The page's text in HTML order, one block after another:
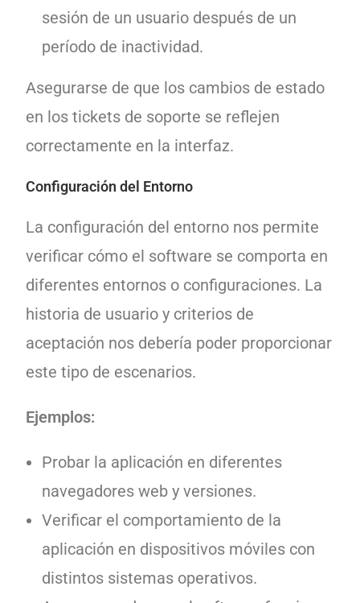
sesión de un usuario después de un
período de inactividad.
Asegurarse de que los cambios de estado
en los tickets de soporte se reflejen
correctamente en la interfaz.
Configuración del Entorno
La configuración del entorno nos permite
verificar cómo el software se comporta en
diferentes entornos o configuraciones. La
historia de usuario y criterios de
aceptación nos debería poder proporcionar
este tipo de escenarios.
Ejemplos:
Probar la aplicación en diferentes
navegadores web y versiones.
Verificar el comportamiento de la
aplicación en dispositivos móviles con
distintos sistemas operativos.